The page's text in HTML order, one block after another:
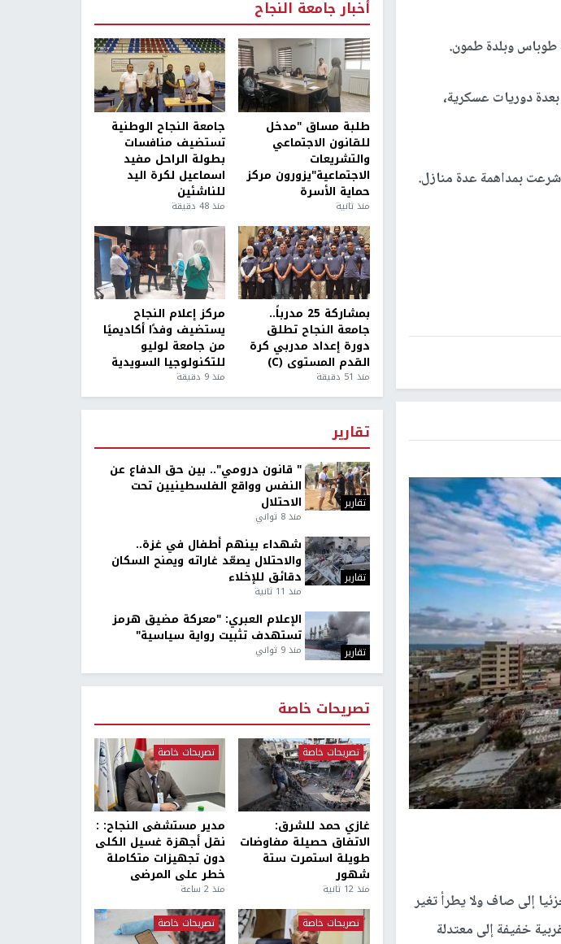
طوباس وبلدة طمون.
دوريات عسكرية،
بمداهمة عدة منازل.
إلى صاف ولا يطرأ تغير
خفيفة إلى معتدلة
أخبار جامعة النجاح
طلبة مساق "مدخل
للقانون الاجتماعي
والتشريعات
الاجتماعية"يزورون مركز
حماية الأسرة
منذ ثانية
جامعة النجاح الوطنية
تستضيف منافسات
بطولة الراحل مفيد
اسماعيل لكرة اليد
للناشئين
منذ 48 دقيقة
بمشاركة 25 مدرباً..
جامعة النجاح تطلق
دورة إعداد مدربي كرة
القدم المستوى (C)
منذ 51 دقيقة
مركز إعلام النجاح
يستضيف وفدًا أكاديميًا
من جامعة لوليو
للتكنولوجيا السويدية
منذ 9 دقيقة
تقارير
تقارير
" قانون درومي".. بين حق الدفاع عن
النفس وواقع الفلسطينيين تحت
الاحتلال
منذ 8 ثواني
تقارير
شهداء بينهم أطفال في غزة..
والاحتلال يصعّد غاراته ويمنح السكان
دقائق للإخلاء
منذ 11 ثانية
تقارير
الإعلام العبري: "معركة مضيق هرمز
تستهدف تثبيت رواية سياسية"
منذ 9 ثواني
تصريحات خاصة
تصريحات خاصة
غازي حمد للشرق:
الاتفاق حصيلة مفاوضات
طويلة استمرت ستة
شهور
منذ 12 ثانية
تصريحات خاصة
مدير مستشفى النجاح: :
نقل أجهزة غسيل الكلى
دون تجهيزات متكاملة
خطر على المرضى
منذ 2 ساعة
تصريحات خاصة تصريحات خاصة